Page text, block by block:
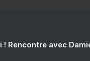
Rencontre avec